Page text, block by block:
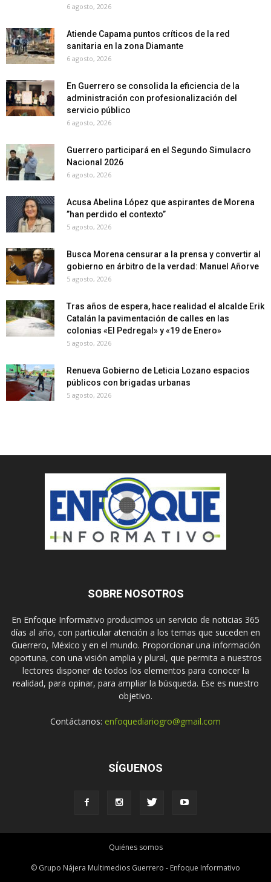
6 agosto, 2026
Atiende Capama puntos críticos de la red
sanitaria en la zona Diamante
6 agosto, 2026
En Guerrero se consolida la eficiencia de la
administración con profesionalización del
servicio público
6 agosto, 2026
Guerrero participará en el Segundo Simulacro
Nacional 2026
6 agosto, 2026
Acusa Abelina López que aspirantes de Morena
”han perdido el contexto”
5 agosto, 2026
Busca Morena censurar a la prensa y convertir al
gobierno en árbitro de la verdad: Manuel Añorve
5 agosto, 2026
Tras años de espera, hace realidad el alcalde Erik
Catalán la pavimentación de calles en las
colonias «El Pedregal» y «19 de Enero»
5 agosto, 2026
Renueva Gobierno de Leticia Lozano espacios
públicos con brigadas urbanas
5 agosto, 2026
SOBRE NOSOTROS
En Enfoque Informativo producimos un servicio de noticias 365
días al año, con particular atención a los temas que suceden en
Guerrero, México y en el mundo. Proporcionar una información
oportuna, con una visión amplia y plural, que permita a nuestros
lectores disponer de todos los elementos para conocer la
realidad, para opinar, para ampliar la búsqueda. Ese es nuestro
objetivo.
Contáctanos: enfoquediariogro@gmail.com
SÍGUENOS
Quiénes somos
© Grupo Nájera Multimedios Guerrero - Enfoque Informativo